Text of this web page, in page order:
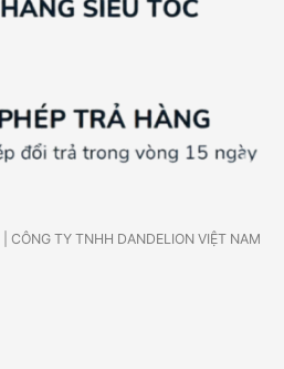
| CÔNG TY TNHH DANDELION VIỆT NAM